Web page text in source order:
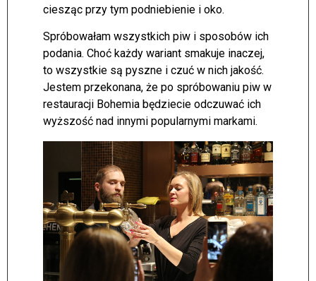
ciesząc przy tym podniebienie i oko.
Spróbowałam wszystkich piw i sposobów ich
podania. Choć każdy wariant smakuje inaczej,
to wszystkie są pyszne i czuć w nich jakość.
Jestem przekonana, że po spróbowaniu piw w
restauracji Bohemia będziecie odczuwać ich
wyższość nad innymi popularnymi markami.